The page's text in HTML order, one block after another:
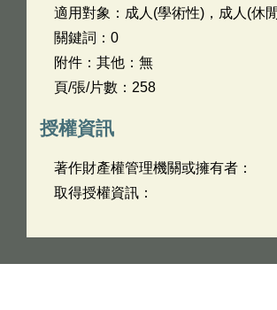
適用對象：成人(學術性)，成人(休
關鍵詞：0
附件：其他：無
頁/張/片數：258
授權資訊
著作財產權管理機關或擁有者：
取得授權資訊：